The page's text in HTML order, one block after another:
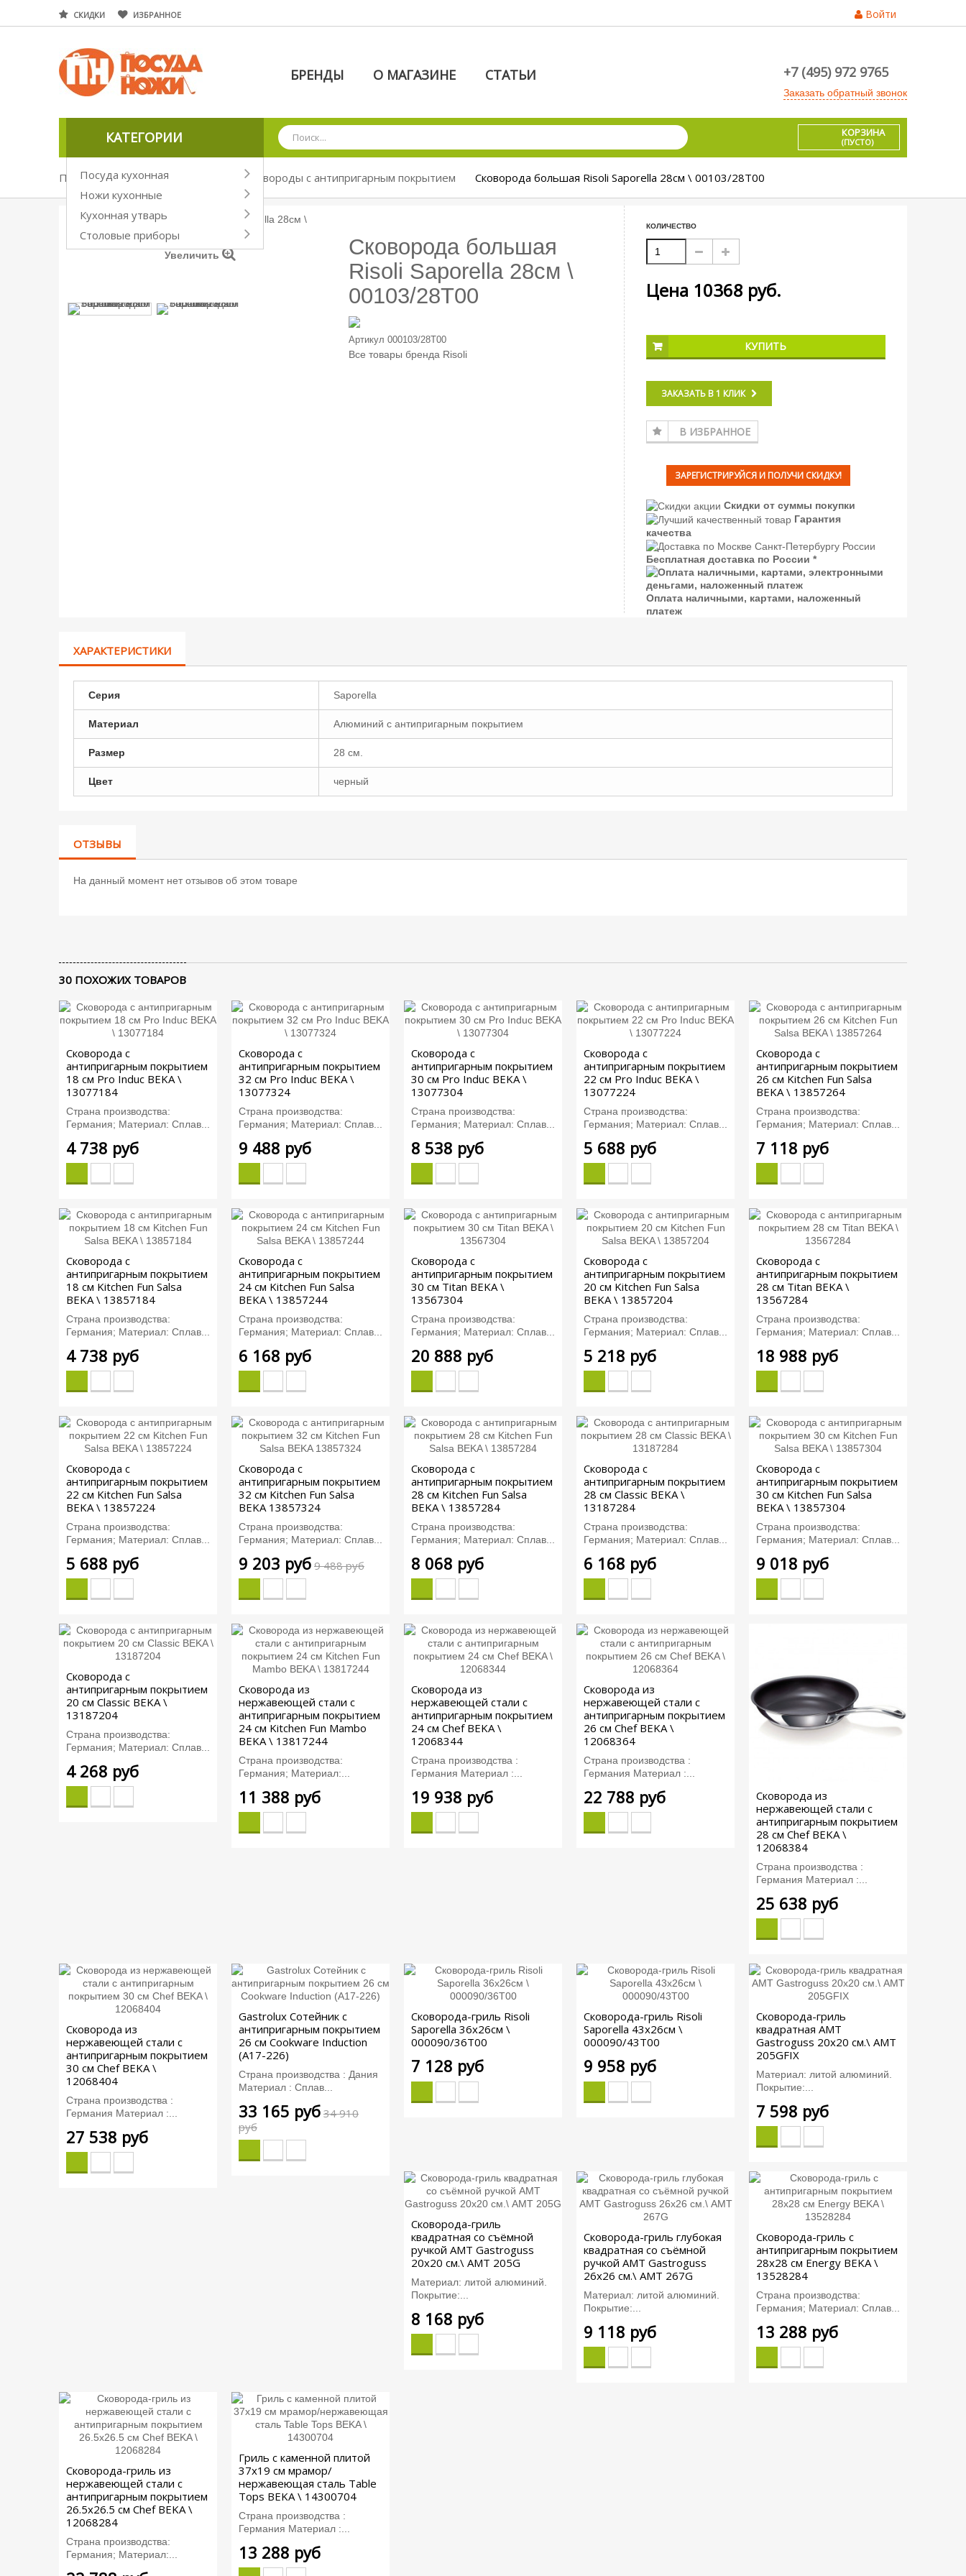
СКИДКИ ИЗБРАННОЕ Войти
БРЕНДЫ О МАГАЗИНЕ СТАТЬИ +7 (495) 972 9765
Заказать обратный звонок
КАТЕГОРИИ
Посуда кухонная
Ножи кухонные
Кухонная утварь
Столовые приборы
КОРЗИНА
(ПУСТО)
Посуда кухонная Сковороды Сковороды с антипригарным покрытием Сковорода большая Risoli Saporella 28см \ 00103/28T00
Увеличить
Сковорода большая
Risoli Saporella 28см \
00103/28T00
Артикул 000103/28T00
Все товары бренда Risoli
КОЛИЧЕСТВО
Цена 10368 руб.
КУПИТЬ
ЗАКАЗАТЬ В 1 КЛИК
В ИЗБРАННОЕ
ЗАРЕГИСТРИРУЙСЯ И ПОЛУЧИ СКИДКУ!
Скидки от суммы покупки
Гарантия
качества
Бесплатная доставка по России *
Оплата наличными, картами, наложенный
платеж
ХАРАКТЕРИСТИКИ
Серия Saporella
Материал Алюминий с антипригарным покрытием
Размер 28 см.
Цвет черный
ОТЗЫВЫ
На данный момент нет отзывов об этом товаре
30 ПОХОЖИХ ТОВАРОВ
Сковорода с
антипригарным покрытием
18 см Pro Induc BEKA \
13077184
Страна производства:
Германия; Материал: Сплав...
4 738 руб
Сковорода с
антипригарным покрытием
32 см Pro Induc BEKA \
13077324
Страна производства:
Германия; Материал: Сплав...
9 488 руб
Сковорода с
антипригарным покрытием
30 см Pro Induc BEKA \
13077304
Страна производства:
Германия; Материал: Сплав...
8 538 руб
Сковорода с
антипригарным покрытием
22 см Pro Induc BEKA \
13077224
Страна производства:
Германия; Материал: Сплав...
5 688 руб
Сковорода с
антипригарным покрытием
26 см Kitchen Fun Salsa
BEKA \ 13857264
Страна производства:
Германия; Материал: Сплав...
7 118 руб
Сковорода с
антипригарным покрытием
18 см Kitchen Fun Salsa
BEKA \ 13857184
Страна производства:
Германия; Материал: Сплав...
4 738 руб
Сковорода с
антипригарным покрытием
24 см Kitchen Fun Salsa
BEKA \ 13857244
Страна производства:
Германия; Материал: Сплав...
6 168 руб
Сковорода с
антипригарным покрытием
30 см Titan BEKA \
13567304
Страна производства:
Германия; Материал: Сплав...
20 888 руб
Сковорода с
антипригарным покрытием
20 см Kitchen Fun Salsa
BEKA \ 13857204
Страна производства:
Германия; Материал: Сплав...
5 218 руб
Сковорода с
антипригарным покрытием
28 см Titan BEKA \
13567284
Страна производства:
Германия; Материал: Сплав...
18 988 руб
Сковорода с
антипригарным покрытием
22 см Kitchen Fun Salsa
BEKA \ 13857224
Страна производства:
Германия; Материал: Сплав...
5 688 руб
Сковорода с
антипригарным покрытием
32 см Kitchen Fun Salsa
BEKA 13857324
Страна производства:
Германия; Материал: Сплав...
9 203 руб
-3%
9 488 руб
Сковорода с
антипригарным покрытием
28 см Kitchen Fun Salsa
BEKA \ 13857284
Страна производства:
Германия; Материал: Сплав...
8 068 руб
Сковорода с
антипригарным покрытием
28 см Classic BEKA \
13187284
Страна производства:
Германия; Материал: Сплав...
6 168 руб
Сковорода с
антипригарным покрытием
30 см Kitchen Fun Salsa
BEKA \ 13857304
Страна производства:
Германия; Материал: Сплав...
9 018 руб
Сковорода с
антипригарным покрытием
20 см Classic BEKA \
13187204
Страна производства:
Германия; Материал: Сплав...
4 268 руб
Сковорода из
нержавеющей стали с
антипригарным покрытием
24 см Kitchen Fun Mambo
BEKA \ 13817244
Страна производства:
Германия; Материал:...
11 388 руб
Сковорода из
нержавеющей стали с
антипригарным покрытием
24 см Chef BEKA \
12068344
Страна производства :
Германия Материал :...
19 938 руб
Сковорода из
нержавеющей стали с
антипригарным покрытием
26 см Chef BEKA \
12068364
Страна производства :
Германия Материал :...
22 788 руб
Сковорода из
нержавеющей стали с
антипригарным покрытием
28 см Chef BEKA \
12068384
Страна производства :
Германия Материал :...
25 638 руб
Сковорода из
нержавеющей стали с
антипригарным покрытием
30 см Chef BEKA \
12068404
Страна производства :
Германия Материал :...
27 538 руб
Gastrolux Сотейник с
антипригарным покрытием
26 см Cookware Induction
(A17-226)
Страна производства : Дания
Материал : Сплав...
33 165 руб
-5%
34 910
руб
Сковорода-гриль Risoli
Saporella 36x26см \
000090/36T00
7 128 руб
Сковорода-гриль Risoli
Saporella 43x26см \
000090/43T00
9 958 руб
Сковорода-гриль
квадратная AMT
Gastroguss 20x20 см.\ AMT
205GFIX
Материал: литой алюминий.
Покрытие:...
7 598 руб
Сковорода-гриль
квадратная со съёмной
ручкой AMT Gastroguss
20x20 см.\ AMT 205G
Материал: литой алюминий.
Покрытие:...
8 168 руб
Сковорода-гриль глубокая
квадратная со съёмной
ручкой AMT Gastroguss
26x26 см.\ AMT 267G
Материал: литой алюминий.
Покрытие:...
9 118 руб
Сковорода-гриль с
антипригарным покрытием
28х28 см Energy BEKA \
13528284
Страна производства:
Германия; Материал: Сплав...
13 288 руб
Сковорода-гриль из
нержавеющей стали с
антипригарным покрытием
26.5х26.5 см Chef BEKA \
12068284
Страна производства:
Германия; Материал:...
Гриль с каменной плитой
37х19 см мрамор/
нержавеющая сталь Table
Tops BEKA \ 14300704
Страна производства :
Германия Материал :...
13 288 руб